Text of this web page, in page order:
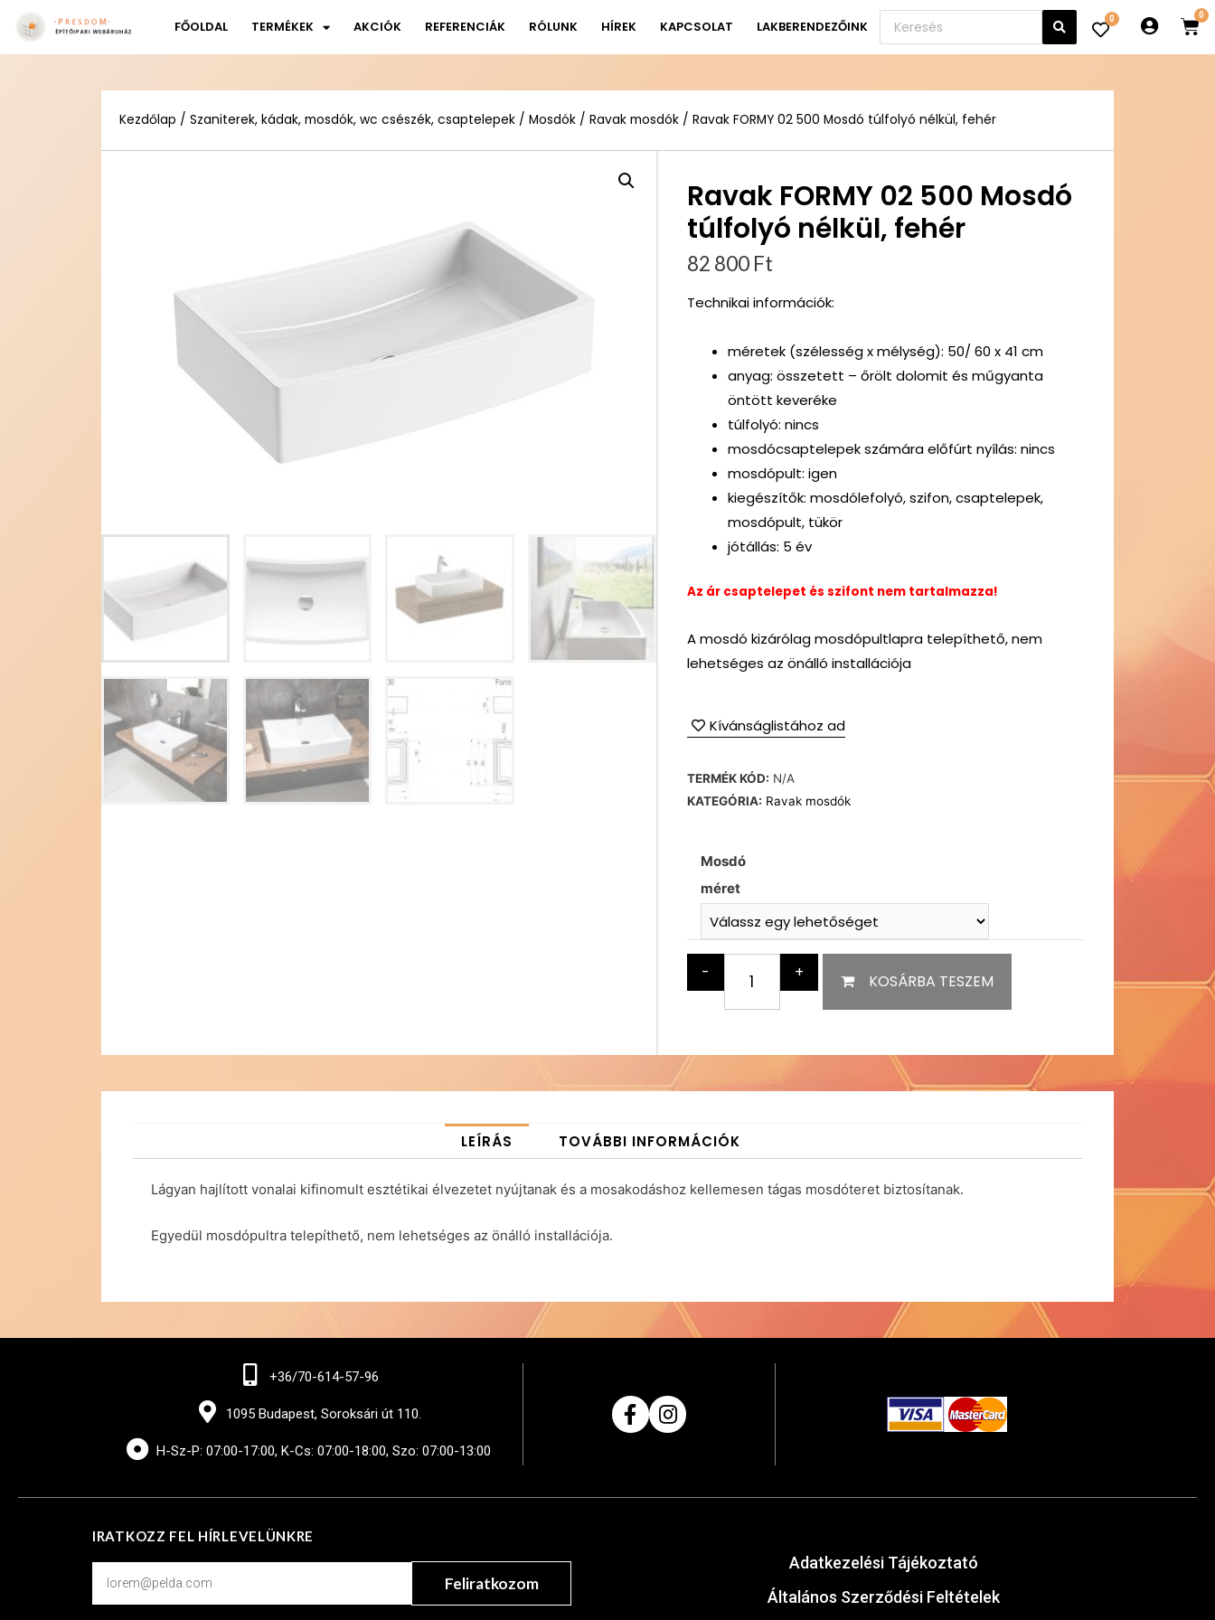
FŐOLDAL TERMÉKEK AKCIÓK REFERENCIÁK RÓLUNK HÍREK KAPCSOLAT LAKBERENDEZŐINK 0
Kezdőlap / Szaniterek, kádak, mosdók, wc csészék, csaptelepek / Mosdók / Ravak mosdók / Ravak FORMY 02 500 Mosdó túlfolyó nélkül, fehér
Ravak FORMY 02 500 Mosdó
túlfolyó nélkül, fehér
82 800 Ft
Technikai információk:
méretek (szélesség x mélység): 50/ 60 x 41 cm
anyag: összetett – őrölt dolomit és műgyanta
öntött keveréke
túlfolyó: nincs
mosdócsaptelepek számára előfúrt nyílás: nincs
mosdópult: igen
kiegészítők: mosdólefolyó, szifon, csaptelepek,
mosdópult, tükör
jótállás: 5 év
Az ár csaptelepet és szifont nem tartalmazza!
A mosdó kizárólag mosdópultlapra telepíthető, nem
lehetséges az önálló installációja
Kívánságlistához ad
TERMÉK KÓD: N/A
KATEGÓRIA: Ravak mosdók
Mosdó
méret
- + KOSÁRBA TESZEM
LEÍRÁS TOVÁBBI INFORMÁCIÓK
Lágyan hajlított vonalai kifinomult esztétikai élvezetet nyújtanak és a mosakodáshoz kellemesen tágas mosdóteret biztosítanak.
Egyedül mosdópultra telepíthető, nem lehetséges az önálló installációja.
+36/70-614-57-96
1095 Budapest, Soroksári út 110.
H-Sz-P: 07:00-17:00, K-Cs: 07:00-18:00, Szo: 07:00-13:00
IRATKOZZ FEL HÍRLEVELÜNKRE
Feliratkozom
Adatkezelési Tájékoztató
Általános Szerződési Feltételek